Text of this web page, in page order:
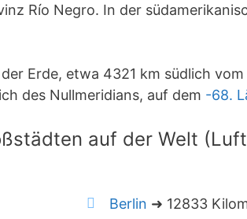
Río Negro. In der
Erde, etwa 4321 km südlich
des Nullmeridians, auf dem -68.
auf der Welt
Berlin ➜ 12833